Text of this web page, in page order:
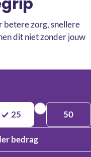
betere zorg, snellere
dit niet zonder jouw
25 50
bedrag